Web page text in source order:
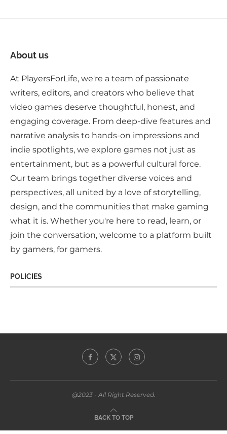
About us
At PlayersForLife, we're a team of passionate
writers, editors, and creators who believe that
video games deserve thoughtful, honest, and
engaging coverage. From deep-dive features and
narrative analysis to hands-on impressions and
indie spotlights, we explore games not just as
entertainment, but as a powerful cultural force.
Our team brings together diverse voices and
perspectives, all united by a love of storytelling,
design, and the communities that make gaming
what it is. Whether you're here to read, learn, or
join the conversation, welcome to a platform built
by gamers, for gamers.
POLICIES
@2023 - All Right Reserved.
BACK TO TOP